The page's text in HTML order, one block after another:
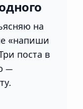
на
«напиши
поста в
—